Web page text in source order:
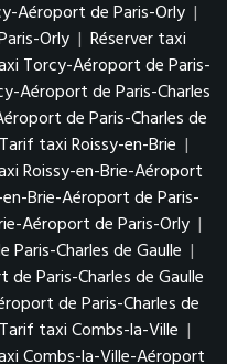
Aéroport de Paris-Orly |
Orly | Réserver taxi
Torcy-Aéroport de Paris-
Aéroport de Paris-Charles
de Paris-Charles de
Tarif taxi Roissy-en-Brie |
Roissy-en-Brie-Aéroport
Brie-Aéroport de Paris-
Aéroport de Paris-Orly |
Charles de Gaulle |
Paris-Charles de Gaulle
de Paris-Charles de
Tarif taxi Combs-la-Ville |
Combs-la-Ville-Aéroport